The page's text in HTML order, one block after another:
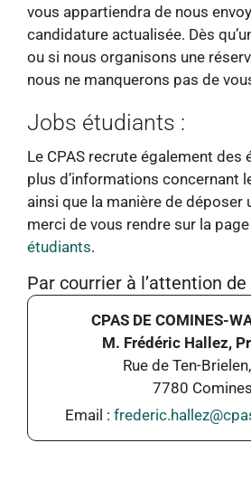
vous appartiendra de nous
candidature actualisée. Dès
ou si nous organisons une
nous ne manquerons pas de
Jobs étudiants :
Le CPAS recrute également des
plus d’informations concernant
ainsi que la manière de déposer
merci de vous rendre sur la
étudiants.
Par courrier à l’attention de
CPAS DE COMINES-
M. Frédéric Hallez,
Rue de Ten-
7780 Comines
Email :